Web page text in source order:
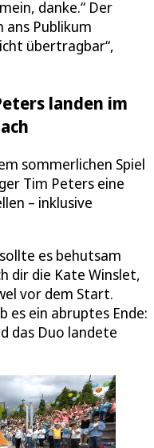
danke.“ Der
ans Publikum
übertragbar“,
landen im
sommerlichen Spiel
Tim Peters eine
– inklusive
es behutsam
dir die Kate Winslet,
vor dem Start.
ein abruptes Ende:
das Duo landete